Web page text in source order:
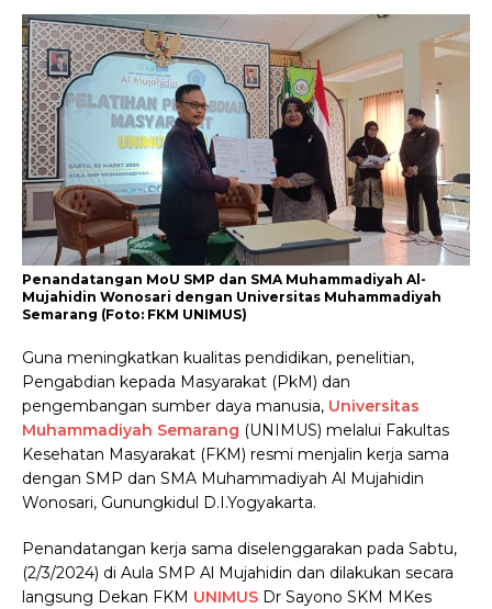
Penandatangan MoU SMP dan SMA Muhammadiyah Al-
Mujahidin Wonosari dengan Universitas Muhammadiyah
Semarang (Foto: FKM UNIMUS)
Guna meningkatkan kualitas pendidikan, penelitian,
Pengabdian kepada Masyarakat (PkM) dan
pengembangan sumber daya manusia, Universitas
Muhammadiyah Semarang (UNIMUS) melalui Fakultas
Kesehatan Masyarakat (FKM) resmi menjalin kerja sama
dengan SMP dan SMA Muhammadiyah Al Mujahidin
Wonosari, Gunungkidul D.I.Yogyakarta.
Penandatangan kerja sama diselenggarakan pada Sabtu,
(2/3/2024) di Aula SMP Al Mujahidin dan dilakukan secara
langsung Dekan FKM UNIMUS Dr Sayono SKM MKes